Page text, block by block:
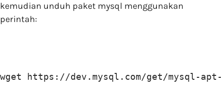
kemudian unduh paket mysql menggunakan
perintah:
wget https://dev.mysql.com/get/mysql-